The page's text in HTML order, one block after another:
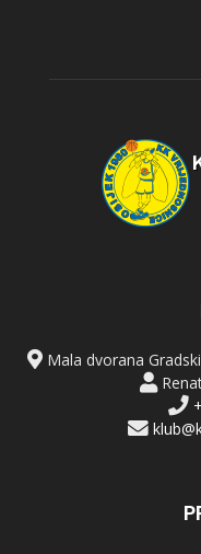
Mala dvorana